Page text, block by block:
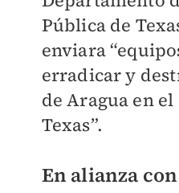
Pública de
enviara
erradicar y
de Aragua en el
Texas”.
En alianza